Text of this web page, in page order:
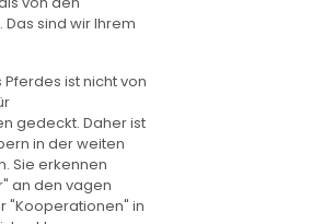
sind wir Ihrem
ist nicht von
gedeckt. Daher ist
in der weiten
Sie erkennen
an den vagen
"Kooperationen" in